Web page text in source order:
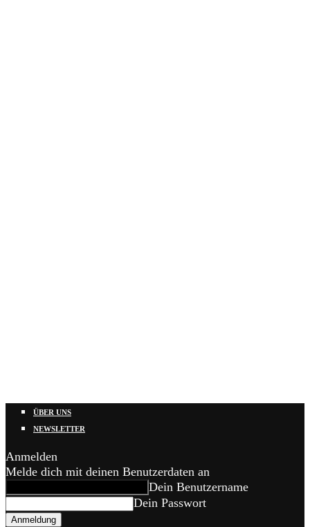
ÜBER UNS
NEWSLETTER
Anmelden
Melde dich mit deinen Benutzerdaten an
Dein Benutzername
Dein Passwort